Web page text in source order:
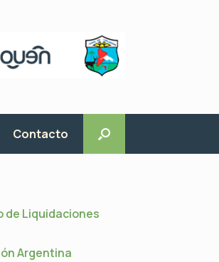
Contacto
de Liquidaciones
Argentina